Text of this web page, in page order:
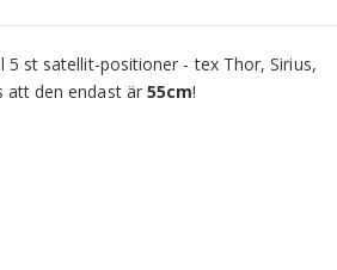
st satellit-positioner - tex Thor, Sirius,
att den endast är 55cm!